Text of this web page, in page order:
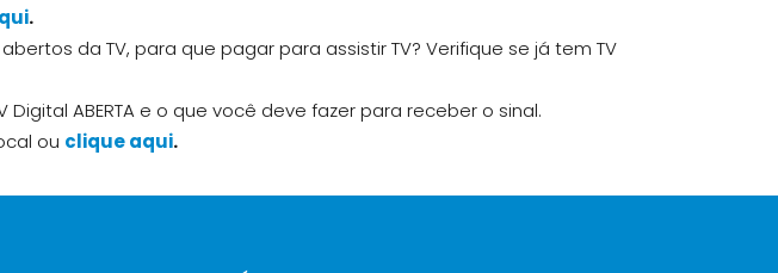
.
da TV, para que pagar para assistir TV? Verifique se já tem TV
ABERTA e o que você deve fazer para receber o sinal.
ou clique aqui.